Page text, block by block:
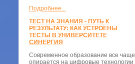
Подробнее...
ТЕСТ НА ЗНАНИЯ - ПУТЬ К
РЕЗУЛЬТАТУ: КАК УСТРОЕНЫ
ТЕСТЫ В УНИВЕРСИТЕТЕ
СИНЕРГИЯ
Современное образование все чаще
опирается на цифровые технологии